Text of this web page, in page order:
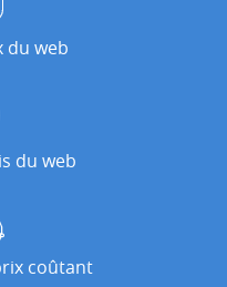
du web
du web
coûtant